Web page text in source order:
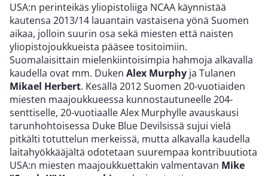
USA:n perinteikäs yliopistoliiga NCAA käynnistää
kautensa 2013/14 lauantain vastaisena yönä Suomen
aikaa, jolloin suurin osa sekä miesten että naisten
yliopistojoukkueista pääsee tositoimiin.
Suomalaisittain mielenkiintoisimpia hahmoja alkavalla
kaudella ovat mm. Duken Alex Murphy ja Tulanen
Mikael Herbert. Kesällä 2012 Suomen 20-vuotiaiden
miesten maajoukkueessa kunnostautuneelle 204-
senttiselle, 20-vuotiaalle Alex Murphylle avauskausi
tarunhohtoisessa Duke Blue Devilsissä sujui vielä
pitkälti totuttelun merkeissä, mutta alkavalla kaudella
laitahyökkääjältä odotetaan suurempaa kontribuutiota
USA:n miesten maajoukkuettakin valmentavan Mike